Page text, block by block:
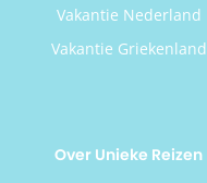
Vakantie Nederland
Vakantie Griekenland
Over Unieke Reizen